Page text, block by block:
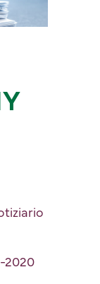
2020